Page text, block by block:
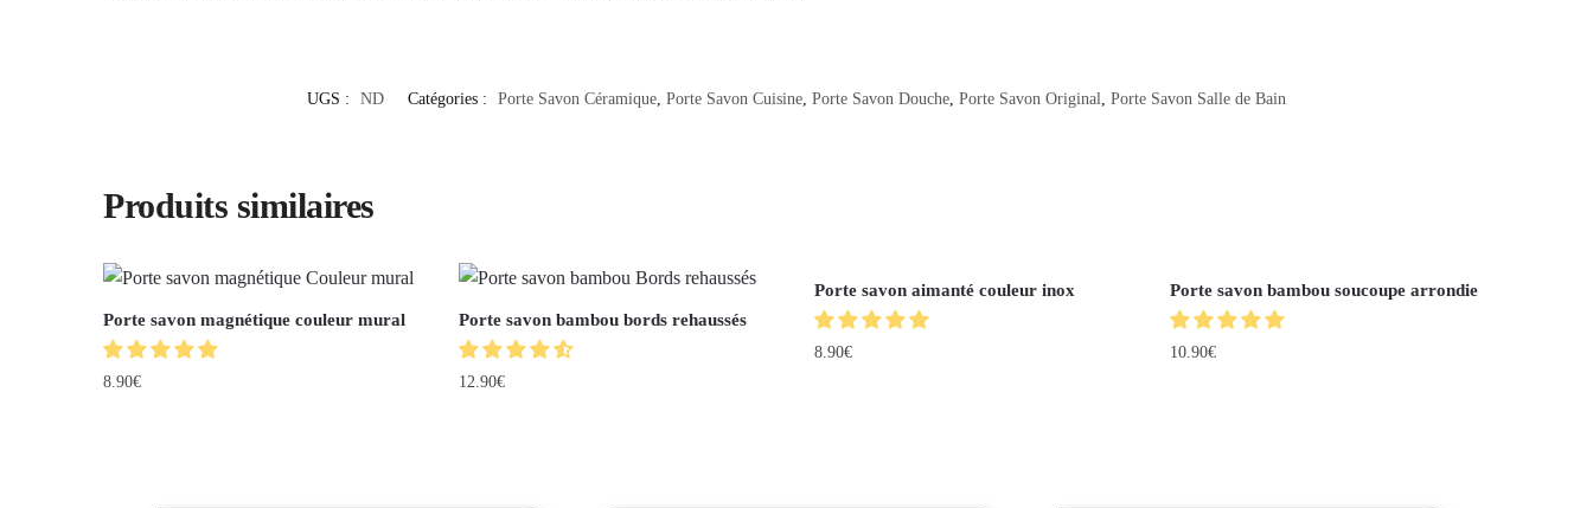
UGS : ND Catégories : Porte Savon Céramique Porte Savon Cuisine Porte Savon Douche Porte Savon Original Porte Savon Salle de Bain
Produits similaires
Porte savon magnétique couleur mural
8.90€
Porte savon bambou bords rehaussés
12.90€
Porte savon aimanté couleur inox
8.90€
Porte savon bambou soucoupe arrondie
10.90€